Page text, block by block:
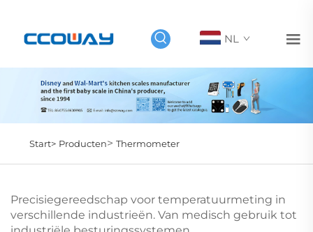
NL
Start> Producten> Thermometer
Precisiegereedschap voor temperatuurmeting in
verschillende industrieën. Van medisch gebruik tot